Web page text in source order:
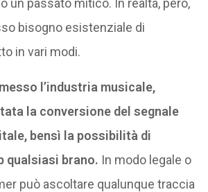
un passato mitico. In realtà, però,
bisogno esistenziale di
in vari modi.
l’industria musicale,
la conversione del segnale
bensì la possibilità di
qualsiasi brano. In modo legale o
può ascoltare qualunque traccia